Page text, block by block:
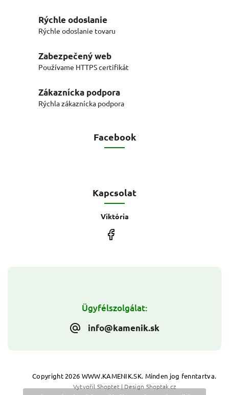
Rýchle odoslanie
Rýchle odoslanie tovaru
Zabezpečený web
Používame HTTPS certifikát
Zákaznícka podpora
Rýchla zákaznícka podpora
Ügyfélszolgálat:
info@kamenik.sk
Facebook
Kapcsolat
Viktória
Copyright 2026 WWW.KAMENIK.SK. Minden jog fenntartva.
VytvořilShoptet| DesignShoptak.cz